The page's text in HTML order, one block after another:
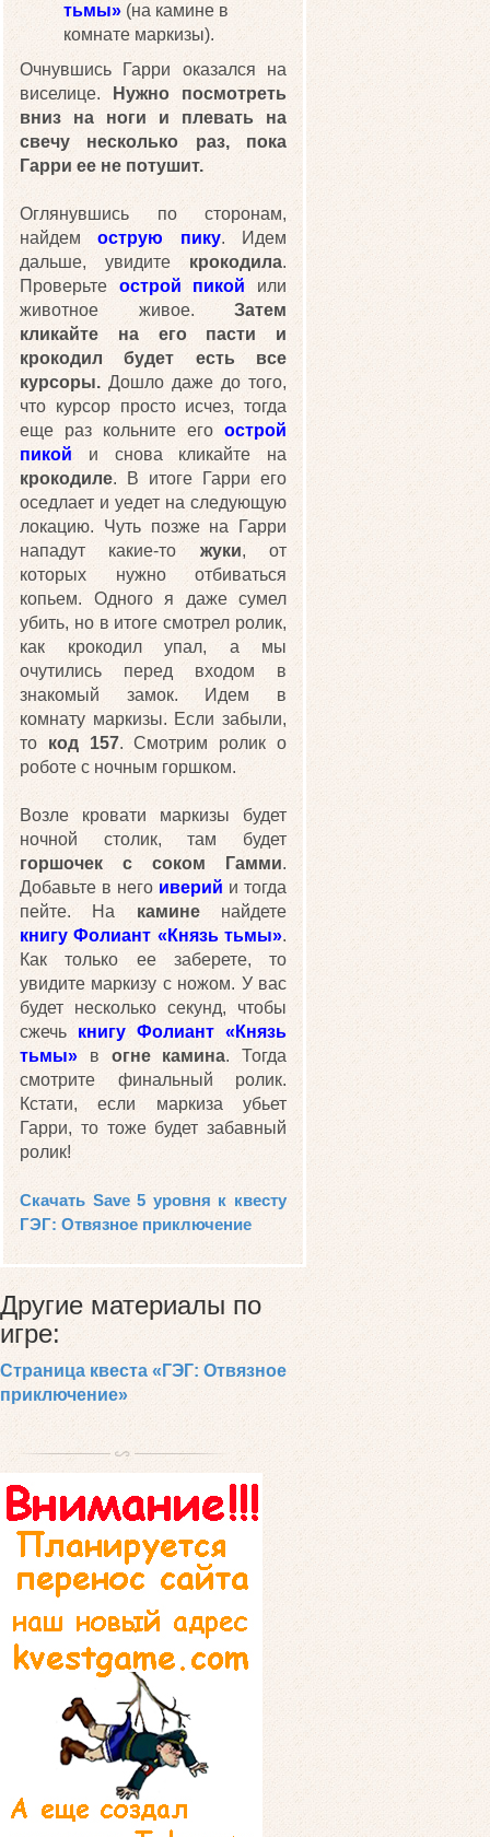
тьмы» (на камине в
комнате маркизы).
Очнувшись Гарри оказался на
виселице.
Нужно посмотреть
вниз на ноги и плевать на
свечу несколько раз, пока
Гарри ее не потушит.
Оглянувшись по сторонам,
найдемострую пику. Идем
дальше, увидите крокодила.
Проверьте острой пикой или
животное живое. Затем
кликайте на его пасти и
крокодил будет есть все
курсоры. Дошло даже до того,
что курсор просто исчез, тогда
еще раз кольните его острой
пикой и снова кликайте на
крокодиле. В итоге Гарри его
оседлает и уедет на следующую
локацию. Чуть позже на Гарри
нападут какие-то жуки, от
которых нужно отбиваться
копьем. Одного я даже сумел
убить, но в итоге смотрел ролик,
как крокодил упал, а мы
очутились перед входом в
знакомый замок. Идем в
комнату маркизы. Если забыли,
то код 157. Смотрим ролик о
роботе с ночным горшком.
Возле кровати маркизы будет
ночной столик, там будет
горшочек с соком Гамми.
Добавьте в него иверий и тогда
пейте. На каминенайдете
книгу Фолиант «Князь тьмы».
Как только ее заберете, то
увидите маркизу с ножом. У вас
будет несколько секунд, чтобы
сжечь книгу Фолиант «Князь
тьмы» в огне камина. Тогда
смотрите финальный ролик.
Кстати, если маркиза убьет
Гарри, то тоже будет забавный
ролик!
Скачать Save 5 уровня к квесту
ГЭГ: Отвязное приключение
Другие материалы по
игре:
Страница квеста «ГЭГ: Отвязное
приключение»